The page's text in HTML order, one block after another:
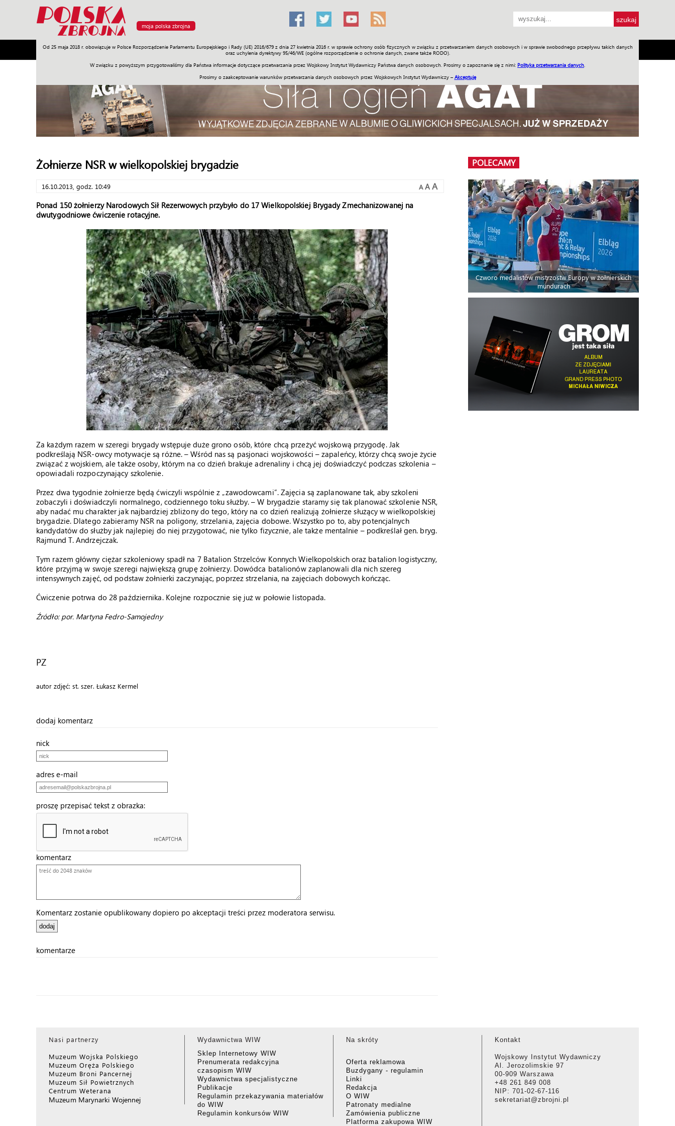
moja polska zbrojna
Od 25 maja 2018 r. obowiązuje w Polsce Rozporządzenie Parlamentu Europejskiego i Rady (UE) 2016/679 z dnia 27 kwietnia 2016 r. w sprawie ochrony osób fizycznych w związku z przetwarzaniem danych osobowych i w sprawie swobodnego przepływu takich danych
oraz uchylenia dyrektywy 95/46/WE (ogólne rozporządzenie o ochronie danych, zwane także RODO).
W związku z powyższym przygotowaliśmy dla Państwa informacje dotyczące przetwarzania przez Wojskowy Instytut Wydawniczy Państwa danych osobowych. Prosimy o zapoznanie się z nimi: Polityka przetwarzania danych
Prosimy o zaakceptowanie warunków przetwarzania danych osobowych przez Wojskowych Instytut Wydawniczy – Akceptuję
Armia Poligon Sprzęt Misje Polityka Prawo Świat Społeczność Sport Historia Galerie Wideo ENGLISH SKLEP Jednodniówki Praca w WIW
Żołnierze NSR w wielkopolskiej brygadzie
16.10.2013, godz. 10:49 A A A
Ponad 150 żołnierzy Narodowych Sił Rezerwowych przybyło do 17 Wielkopolskiej Brygady Zmechanizowanej na
dwutygodniowe ćwiczenie rotacyjne.
Za każdym razem w szeregi brygady wstępuje duże grono osób, które chcą przeżyć wojskową przygodę. Jak
podkreślają NSR-owcy motywacje są różne. – Wśród nas są pasjonaci wojskowości – zapaleńcy, którzy chcą swoje życie
związać z wojskiem, ale także osoby, którym na co dzień brakuje adrenaliny i chcą jej doświadczyć podczas szkolenia –
opowiadali rozpoczynający szkolenie.
Przez dwa tygodnie żołnierze będą ćwiczyli wspólnie z „zawodowcami”. Zajęcia są zaplanowane tak, aby szkoleni
zobaczyli i doświadczyli normalnego, codziennego toku służby. – W brygadzie staramy się tak planować szkolenie NSR,
aby nadać mu charakter jak najbardziej zbliżony do tego, który na co dzień realizują żołnierze służący w wielkopolskiej
brygadzie. Dlatego zabieramy NSR na poligony, strzelania, zajęcia dobowe. Wszystko po to, aby potencjalnych
kandydatów do służby jak najlepiej do niej przygotować, nie tylko fizycznie, ale także mentalnie – podkreślał gen. bryg.
Rajmund T. Andrzejczak.
Tym razem główny ciężar szkoleniowy spadł na 7 Batalion Strzelców Konnych Wielkopolskich oraz batalion logistyczny,
które przyjmą w swoje szeregi największą grupę żołnierzy. Dowódca batalionów zaplanowali dla nich szereg
intensywnych zajęć, od podstaw żołnierki zaczynając, poprzez strzelania, na zajęciach dobowych kończąc.
Ćwiczenie potrwa do 28 października. Kolejne rozpocznie się już w połowie listopada.
Źródło: por. Martyna Fedro-Samojedny
PZ
autor zdjęć: st. szer. Łukasz Kermel
dodaj komentarz
nick
adres e-mail
proszę przepisać tekst z obrazka:
komentarz
Komentarz zostanie opublikowany dopiero po akceptacji treści przez moderatora serwisu.
komentarze
POLECAMY
Czworo medalistów mistrzostw Europy w żołnierskich
mundurach
Nasi partnerzy
Muzeum Wojska Polskiego
Muzeum Oręża Polskiego
Muzeum Broni Pancernej
Muzeum Sił Powietrznych
Centrum Weterana
Muzeum Marynarki Wojennej
Wydawnictwa WIW
Sklep Internetowy WIW
Prenumerata redakcyjna
czasopism WIW
Wydawnictwa specjalistyczne
Publikacje
Regulamin przekazywania materiałów
do WIW
Regulamin konkursów WIW
Na skróty
Oferta reklamowa
Buzdygany - regulamin
Linki
Redakcja
O WIW
Patronaty medialne
Zamówienia publiczne
Platforma zakupowa WIW
Kontakt
Wojskowy Instytut Wydawniczy
Al. Jerozolimskie 97
00-909 Warszawa
+48 261 849 008
NIP: 701-02-67-116
sekretariat@zbrojni.pl